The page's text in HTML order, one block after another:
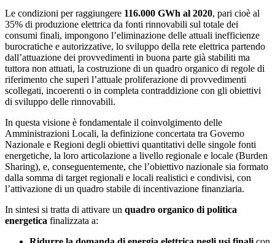
Le condizioni per raggiungere 116.000 GWh al 2020, pari cioè al
35% di produzione elettrica da fonti rinnovabili sul totale dei
consumi finali, impongono l’eliminazione delle attuali inefficienze
burocratiche e autorizzative, lo sviluppo della rete elettrica partendo
dall’attuazione dei provvedimenti in buona parte già stabiliti ma
tuttora non attuati, la costruzione di un quadro organico di regole di
riferimento che superi l’attuale proliferazione di provvedimenti
scollegati, incoerenti o in completa contraddizione con gli obiettivi
di sviluppo delle rinnovabili.
In questa visione è fondamentale il coinvolgimento delle
Amministrazioni Locali, la definizione concertata tra Governo
Nazionale e Regioni degli obiettivi quantitativi delle singole fonti
energetiche, la loro articolazione a livello regionale e locale (Burden
Sharing), e, conseguentemente, che l’obiettivo nazionale sia formato
dalla somma di target regionali e locali realistici e condivisi, con
l’attivazione di un quadro stabile di incentivazione finanziaria.
In sintesi si tratta di attivare un quadro organico di politica
energetica finalizzata a: